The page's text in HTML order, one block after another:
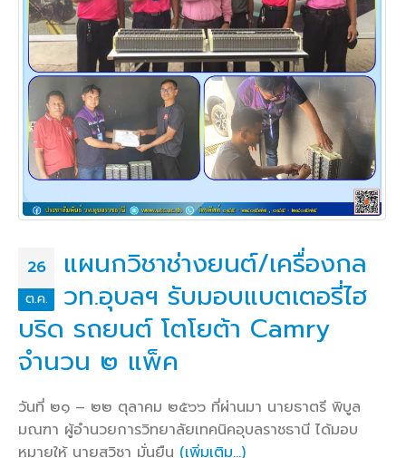
26
ต.ค.
แผนกวิชาช่างยนต์/เครื่องกล
วท.อุบลฯ รับมอบแบตเตอรี่ไฮ
บริด รถยนต์ โตโยต้า Camry
จำนวน ๒ แพ็ค
วันที่ ๒๑ – ๒๒ ตุลาคม ๒๕๖๖ ที่ผ่านมา นายธาตรี พิบูล
มณฑา ผู้อำนวยการวิทยาลัยเทคนิคอุบลราชธานี ได้มอบ
หมายให้ นายสุวิชา มั่นยืน (เพิ่มเติม…)